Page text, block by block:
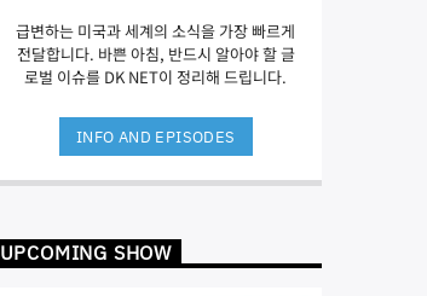
급변하는 미국과 세계의 소식을 가장 빠르게
전달합니다. 바쁜 아침, 반드시 알아야 할 글
로벌 이슈를 DK NET이 정리해 드립니다.
INFO AND EPISODES
UPCOMING SHOW